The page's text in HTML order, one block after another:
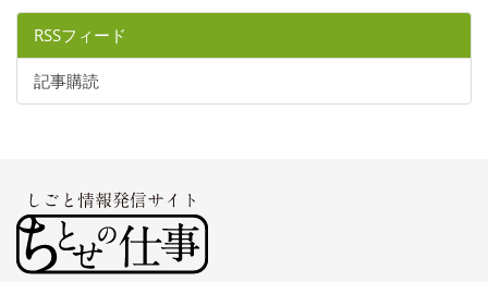
RSSフィード
記事購読